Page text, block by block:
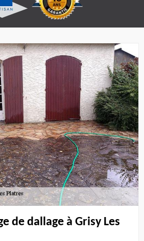
de dallage à Grisy Les